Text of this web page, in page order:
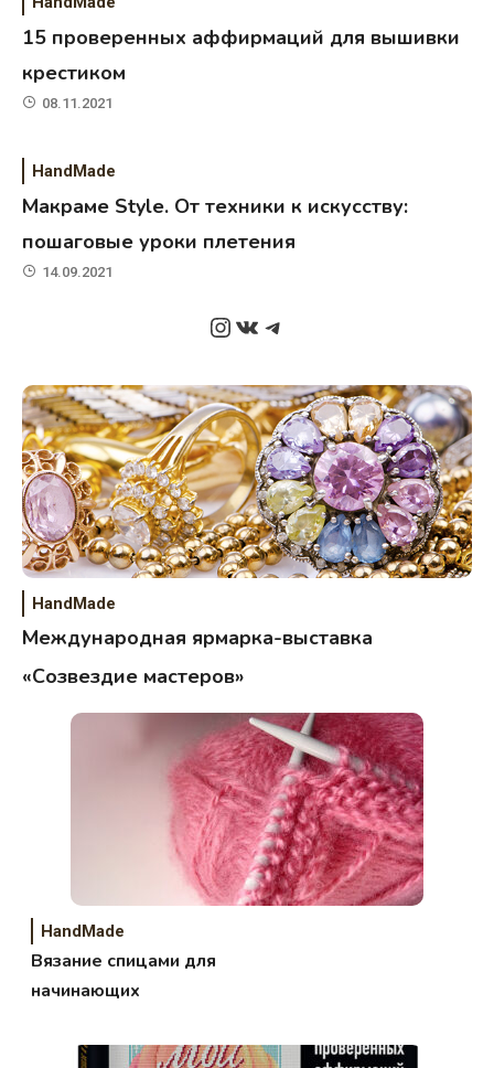
15 проверенных аффирмаций для вышивки
крестиком
08.11.2021
HandMade
Макраме Style. От техники к искусству:
пошаговые уроки плетения
14.09.2021
Instagram
ВКонтакте
Telegram
HandMade
Международная ярмарка-выставка
«Созвездие мастеров»
HandMade
Вязание спицами для
начинающих